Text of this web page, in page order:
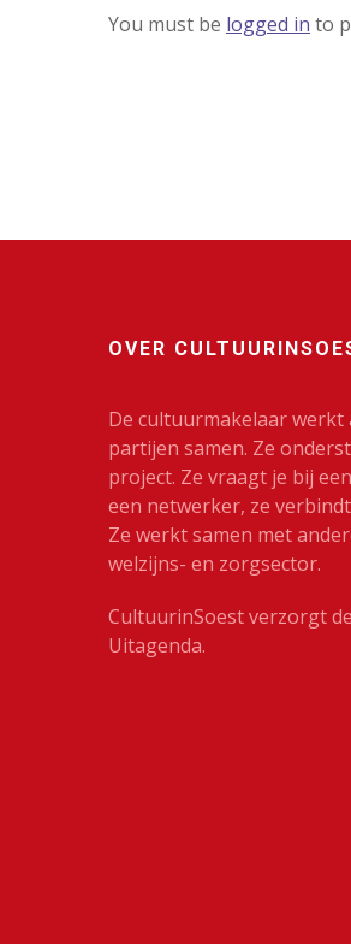
You must be logged in to
OVER
De cultuurmakelaar werkt
partijen samen. Ze
project. Ze vraagt je bij
een netwerker, ze
Ze werkt samen met
welzijns- en zorgsector.
CultuurinSoest verzorgt
Uitagenda.